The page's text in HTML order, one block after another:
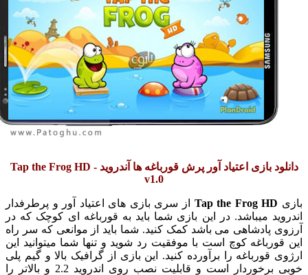
دانلود بازی اعتیاد آور پرش قورباغه ها آندروید - Tap the Frog HD
Tap the Frog HDاز سری بازی های اعتیاد آور و پرطرفدار
میباشد. در این بازی شما باید به قورباغه ای کوچک که در
پادشاهی می باشد کمک کنید. شما باید از موانعی که سر راه
کوچ است با موفقیت رد شوید و تنها شما میتوانید این
قورباغه را برآورده کنید. این بازی از گرافیک بالا و گیم پلی
خوبی برخوردار است و قابلیت نصب روی اندروید 2.2 و بالاتر را